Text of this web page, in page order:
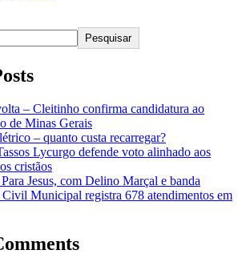
Pesquisar
– Cleitinho confirma candidatura ao
de Minas Gerais
– quanto custa recarregar?
Lycurgo defende voto alinhado aos
cristãos
Jesus, com Delino Marçal e banda
Civil Municipal registra 678 atendimentos em